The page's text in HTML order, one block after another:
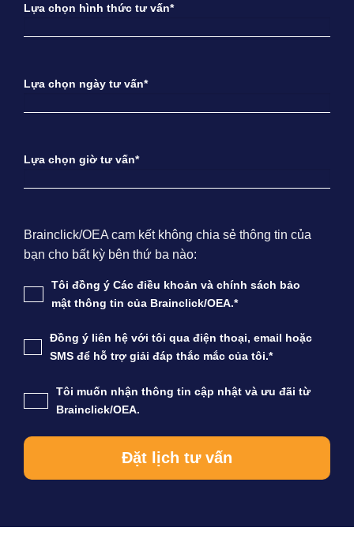
Lựa chọn hình thức tư vấn*
Lựa chọn ngày tư vấn*
Lựa chọn giờ tư vấn*
Brainclick/OEA cam kết không chia sẻ thông tin của
bạn cho bất kỳ bên thứ ba nào:
Tôi đồng ý Các điều khoản và chính sách bảo
mật thông tin của Brainclick/OEA.*
Đồng ý liên hệ với tôi qua điện thoại, email hoặc
SMS để hỗ trợ giải đáp thắc mắc của tôi.*
Tôi muốn nhận thông tin cập nhật và ưu đãi từ
Brainclick/OEA.